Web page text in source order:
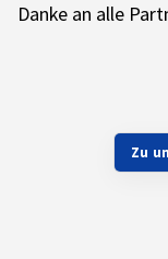
Danke an alle
Zu